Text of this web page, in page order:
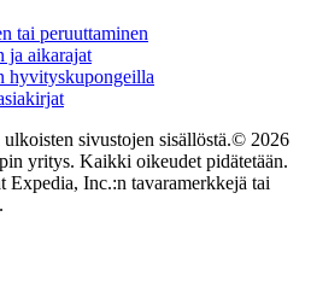
tai peruuttaminen
ja aikarajat
hyvityskupongeilla
sivustojen sisällöstä.© 2026
yritys. Kaikki oikeudet pidätetään.
Expedia, Inc.:n tavaramerkkejä tai